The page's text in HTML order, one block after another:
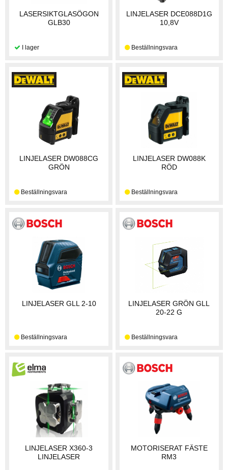
LASERSIKTGLASÖGON
GLB30
LINJELASER DCE088D1G
10,8V
LINJELASER DW088CG
GRÖN
LINJELASER DW088K
RÖD
LINJELASER GLL 2-10
LINJELASER GRÖN GLL
20-22 G
LINJELASER X360-3
LINJELASER
MOTORISERAT FÄSTE
RM3